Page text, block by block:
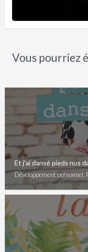
Vous pourriez
Et j'ai dansé pieds nus
Développement personnel,